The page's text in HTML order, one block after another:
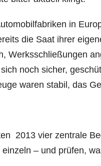
in
die Saat ihrer
Werksschließungen
noch sicher,
waren stabil, das
2013 vier zentrale
– und prüfen,